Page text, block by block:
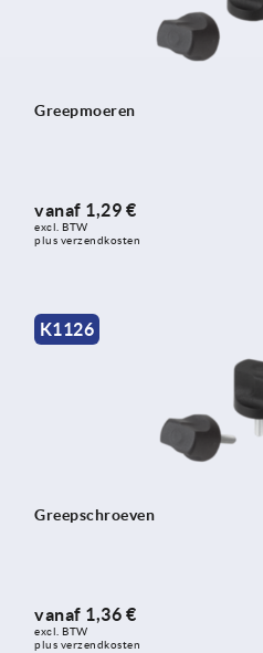
Greepmoeren
vanaf 1,29 €
excl. BTW
plus verzendkosten
K1126
Greepschroeven
vanaf 1,36 €
excl. BTW
plus verzendkosten